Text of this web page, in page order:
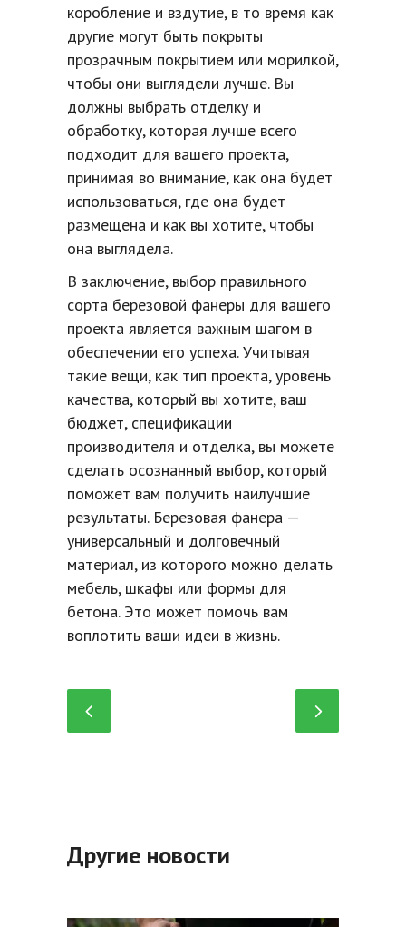
коробление и вздутие, в то время как
другие могут быть покрыты
прозрачным покрытием или морилкой,
чтобы они выглядели лучше. Вы
должны выбрать отделку и
обработку, которая лучше всего
подходит для вашего проекта,
принимая во внимание, как она будет
использоваться, где она будет
размещена и как вы хотите, чтобы
она выглядела.
В заключение, выбор правильного
сорта березовой фанеры для вашего
проекта является важным шагом в
обеспечении его успеха. Учитывая
такие вещи, как тип проекта, уровень
качества, который вы хотите, ваш
бюджет, спецификации
производителя и отделка, вы можете
сделать осознанный выбор, который
поможет вам получить наилучшие
результаты. Березовая фанера —
универсальный и долговечный
материал, из которого можно делать
мебель, шкафы или формы для
бетона. Это может помочь вам
воплотить ваши идеи в жизнь.
Другие новости